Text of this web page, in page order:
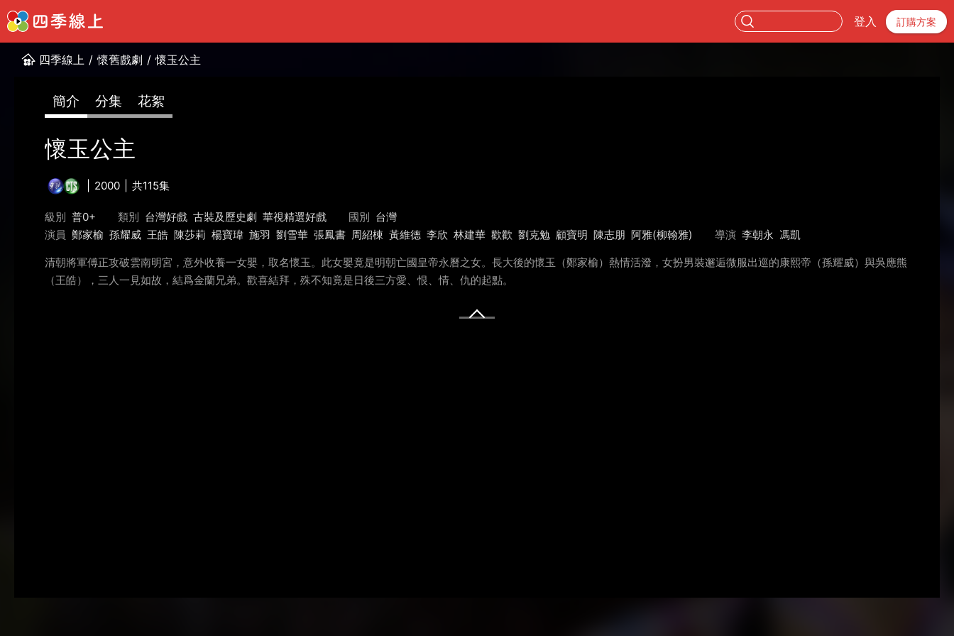
登入 訂購方案
四季線上 / 懷舊戲劇 / 懷玉公主
簡介 分集 花絮
懷玉公主
2000 共115集
級別 普0+ 類別 台灣好戲 古裝及歷史劇 華視精選好戲 國別 台灣
演員 鄭家榆 孫耀威 王皓 陳莎莉 楊寶瑋 施羽 劉雪華 張鳳書 周紹棟 黃維德 李欣 林建華 歡歡 劉克勉 顧寶明 陳志朋 阿雅(柳翰雅) 導演 李朝永 馮凱
清朝將軍傅正攻破雲南明宮，意外收養一女嬰，取名懷玉。此女嬰竟是明朝亡國皇帝永曆之女。長大後的懷玉（鄭家榆）熱情活潑，女扮男裝邂逅微服出巡的康熙帝（孫耀威）與吳應熊
（王皓），三人一見如故，結爲金蘭兄弟。歡喜結拜，殊不知竟是日後三方愛、恨、情、仇的起點。